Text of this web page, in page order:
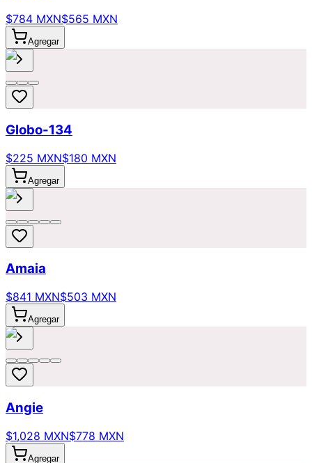
$784 MXN$565 MXN
Agregar
Globo-134
$225 MXN$180 MXN
Agregar
Amaia
$841 MXN$503 MXN
Agregar
Angie
$1,028 MXN$778 MXN
Agregar